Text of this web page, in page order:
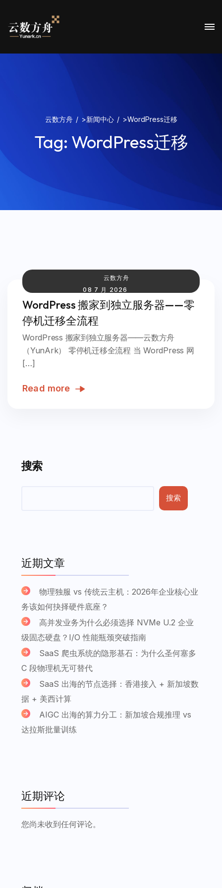
云数方舟 >新闻中心 >WordPress迁移
Tag: WordPress迁移
云数方舟
08 7 月 2026
WordPress 搬家到独立服务器——零
停机迁移全流程
WordPress 搬家到独立服务器——云数方舟
（YunArk） 零停机迁移全流程 当 WordPress 网
[…]
Read more
搜索
搜索
近期文章
物理独服 vs 传统云主机：2026年企业核心业
务该如何抉择硬件底座？
高并发业务为什么必须选择 NVMe U.2 企业
级固态硬盘？I/O 性能瓶颈突破指南
SaaS 爬虫系统的隐形基石：为什么圣何塞多
C 段物理机无可替代
SaaS 出海的节点选择：香港接入 + 新加坡数
据 + 美西计算
AIGC 出海的算力分工：新加坡合规推理 vs
达拉斯批量训练
近期评论
您尚未收到任何评论。